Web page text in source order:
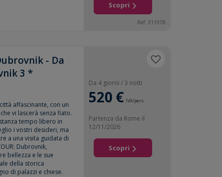
Scopri
Ref: 311978
- Da
3 *
affascinante, con un
vi lascerà senza fiato.
tempo libero in
i vostri desideri, ma
a una visita guidata di
Dubrovnik,
bellezza e le sue
della storica
di palazzi e chiese.
Da 4 giorni / 3 notti
520 € IVA/pers.
Partenza da Rome il
12/11/2026
Scopri